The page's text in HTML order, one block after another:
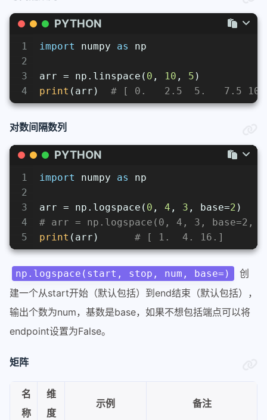
PYTHON
1
2
3
4
import numpy as np
arr = np.linspace( 0 , 10 , 5 )
print (arr) # [ 0.   2.5  5.   7.5
对数间隔数列
PYTHON
1
2
3
4
5
import numpy as np
arr = np.logspace( 0 , 4 , 3 , base=2 )
# arr = np.logspace(0, 4, 3, base=2,
print (arr) # [ 1.  4. 16.]
np.logspace(start, stop, num, base=)
创
建一个从start开始（默认包括）到end结束（默认包括），
输出个数为num，基数是base，如果不想包括端点可以将
endpoint设置为False。
矩阵
名
称
维
度
示例 备注